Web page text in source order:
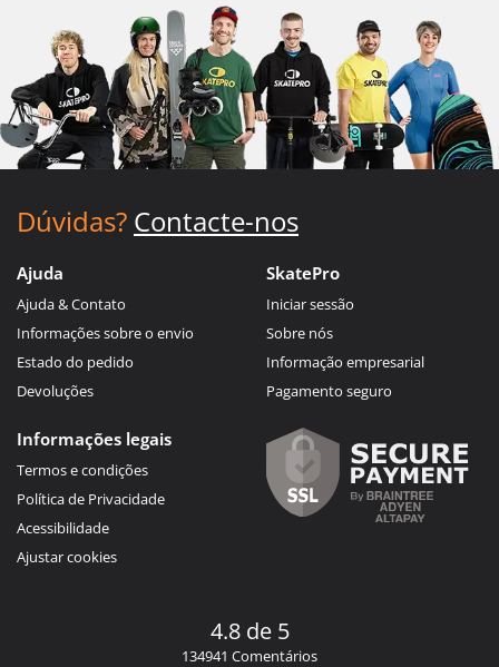
Dúvidas? Contacte-nos
Ajuda
Ajuda & Contato
Informações sobre o envio
Estado do pedido
Devoluções
SkatePro
Iniciar sessão
Sobre nós
Informação empresarial
Pagamento seguro
Informações legais
Termos e condições
Política de Privacidade
Acessibilidade
Ajustar cookies
4.8 de 5
134941 Comentários